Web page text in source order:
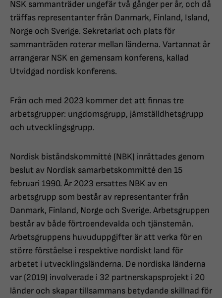
NSK sammanträder ungefär två gånger per år, och då
träffas representanter från Danmark, Finland, Island,
Norge och Sverige. Sekretariat och plats för
sammanträden roterar mellan länderna. Vartannat år
arrangerar NSK en gemensam konferens, kallad
Utvidgad nordisk konferens.
Från och med 2023 kommer det att finnas tre
arbetsgrupper: ungdomsgrupp, jämställdhetsgrupp
och utvecklingsgrupp.
Nordisk biståndskommitté (NBK) inrättades genom
beslut av Nordisk samarbetskommitté den 15
februari 1990. År 2023 ersattes NBK av en
arbetsgrupp som består av representanter från
Danmark, Finland, Norge och Sverige. Arbetsgruppen
består av både förtroendevalda och tjänstemän.
Arbetsgruppens huvuduppgifter är att verka för en
större förståelse i respektive nordiskt land för
arbetet i utvecklingsländerna. De nordiska länderna
var (2019) involverade i 32 partnerskapsprojekt i 20
länder och skapar tillsammans betydande skillnad för